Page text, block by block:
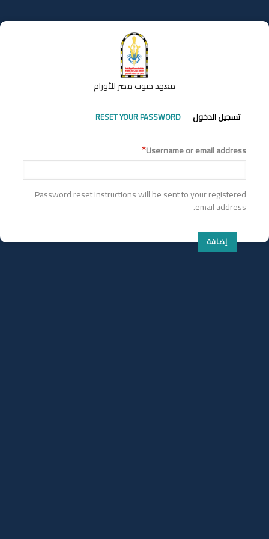
إلى
المحتوى
معهد جنوب مصر للأورام
التبويبات
الأساسية
تسجيل الدخول RESET YOUR PASSWORD
Username or email address
Password reset instructions will be sent to your registered
email address.